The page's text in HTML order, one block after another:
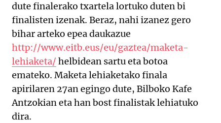
dute finalerako txartela lortuko duten bi
finalisten izenak. Beraz, nahi izanez gero
bihar arteko epea daukazue
http://www.eitb.eus/eu/gaztea/maketa-
lehiaketa/ helbidean sartu eta botoa
emateko. Maketa lehiaketako finala
apirilaren 27an egingo dute, Bilboko Kafe
Antzokian eta han bost finalistak lehiatuko
dira.